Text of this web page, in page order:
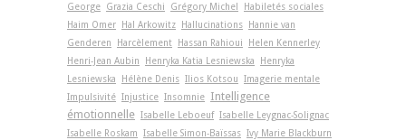
George Grazia Ceschi Grégory Michel
Habiletés sociales
Haim Omer
Hal Arkowitz Hallucinations
Hannie van
Genderen
Harcèlement Hassan Rahioui
Helen Kennerley
Henri-Jean Aubin
Henryka Katia Lesniewska
Henryka
Lesniewska
Hélène Denis Ilios Kotsou Imagerie mentale
Impulsivité Injustice Insomnie Intelligence
émotionnelle Isabelle Leboeuf Isabelle Leygnac-Solignac
Isabelle Roskam Isabelle Simon-Baïssas Ivy Marie Blackburn